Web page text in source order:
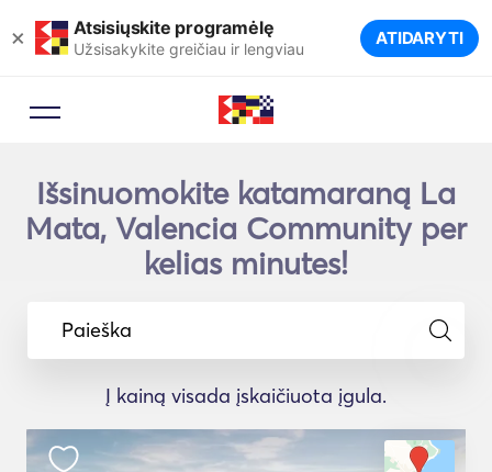
× Atsisiųskite programėlę
Užsisakykite greičiau ir lengviau ATIDARYTI
Išsinuomokite katamaraną La
Mata, Valencia Community per
kelias minutes!
Paieška
Į kainą visada įskaičiuota įgula.